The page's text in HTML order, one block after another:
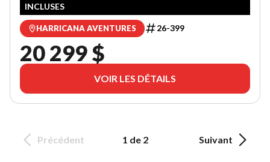
INCLUSES
HARRICANA AVENTURES 26-399
20 299 $
VOIR LES DÉTAILS
Précédent 1 de 2 Suivant